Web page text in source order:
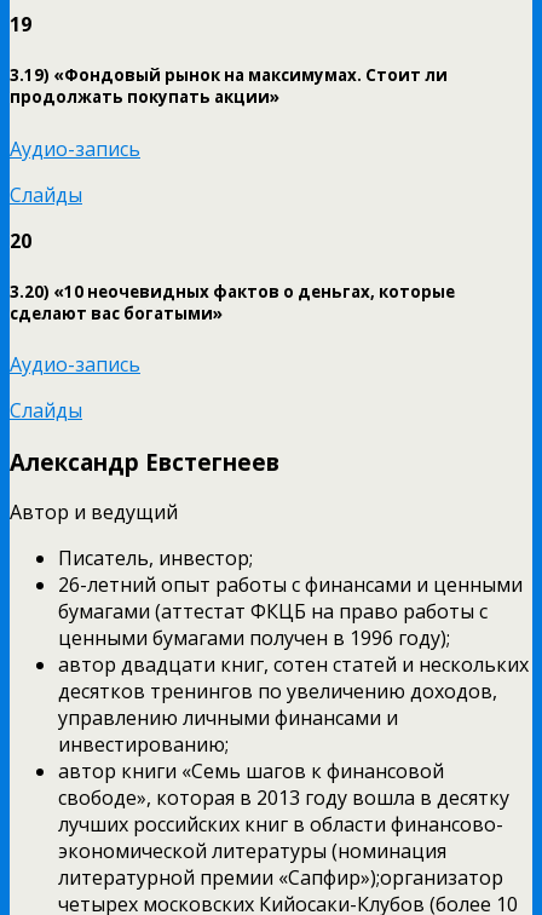
19
3.19) «Фондовый рынок на максимумах. Стоит ли
продолжать покупать акции»
Аудио-запись
Слайды
20
3.20) «10 неочевидных фактов о деньгах, которые
сделают вас богатыми»
Аудио-запись
Слайды
Александр Евстегнеев
Автор и ведущий
Писатель, инвестор;
26-летний опыт работы с финансами и ценными
бумагами (аттестат ФКЦБ на право работы с
ценными бумагами получен в 1996 году);
автор двадцати книг, сотен статей и нескольких
десятков тренингов по увеличению доходов,
управлению личными финансами и
инвестированию;
автор книги «Семь шагов к финансовой
свободе», которая в 2013 году вошла в десятку
лучших российских книг в области финансово-
экономической литературы (номинация
литературной премии «Сапфир»);организатор
четырех московских Кийосаки-Клубов (более 10